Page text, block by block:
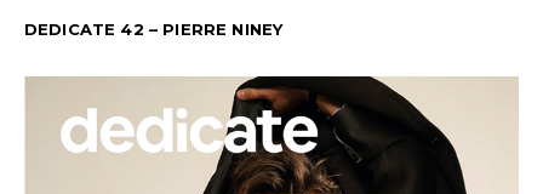
DEDICATE 42 – PIERRE NINEY